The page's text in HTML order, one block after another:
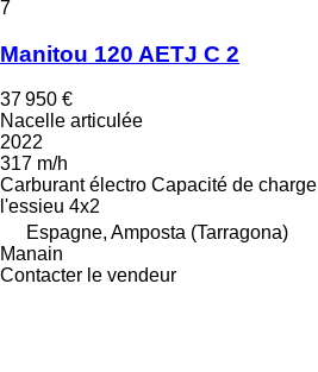
7
Manitou 120 AETJ C 2
37 950 €
Nacelle articulée
2022
317 m/h
Carburant électro Capacité de charge
l'essieu 4x2
Espagne, Amposta (Tarragona)
Manain
Contacter le vendeur